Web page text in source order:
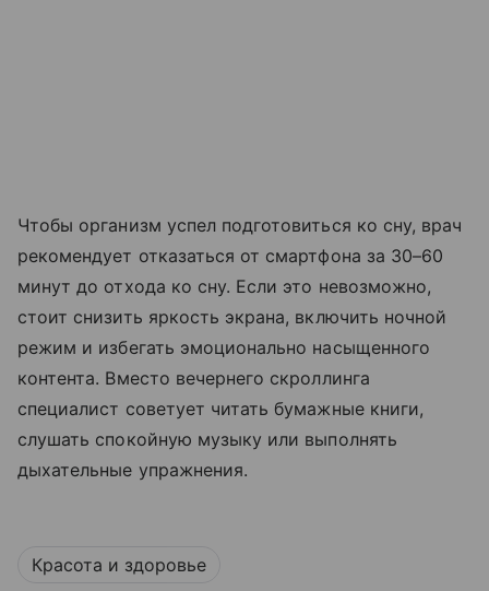
Чтобы организм успел подготовиться ко сну, врач
рекомендует отказаться от смартфона за 30–60
минут до отхода ко сну. Если это невозможно,
стоит снизить яркость экрана, включить ночной
режим и избегать эмоционально насыщенного
контента. Вместо вечернего скроллинга
специалист советует читать бумажные книги,
слушать спокойную музыку или выполнять
дыхательные упражнения.
Красота и здоровье